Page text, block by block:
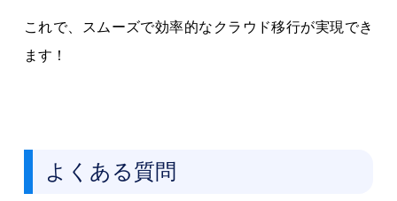
これで、スムーズで効率的なクラウド移行が実現でき
ます！
よくある質問